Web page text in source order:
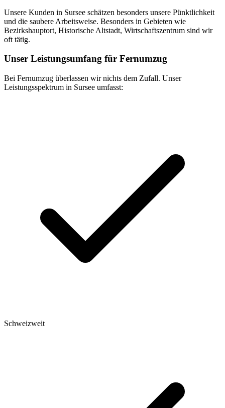
Unsere Kunden in Sursee schätzen besonders unsere Pünktlichkeit
und die saubere Arbeitsweise. Besonders in Gebieten wie
Bezirkshauptort, Historische Altstadt, Wirtschaftszentrum sind wir
oft tätig.
Unser Leistungsumfang für Fernumzug
Bei Fernumzug überlassen wir nichts dem Zufall. Unser
Leistungsspektrum in Sursee umfasst:
Schweizweit